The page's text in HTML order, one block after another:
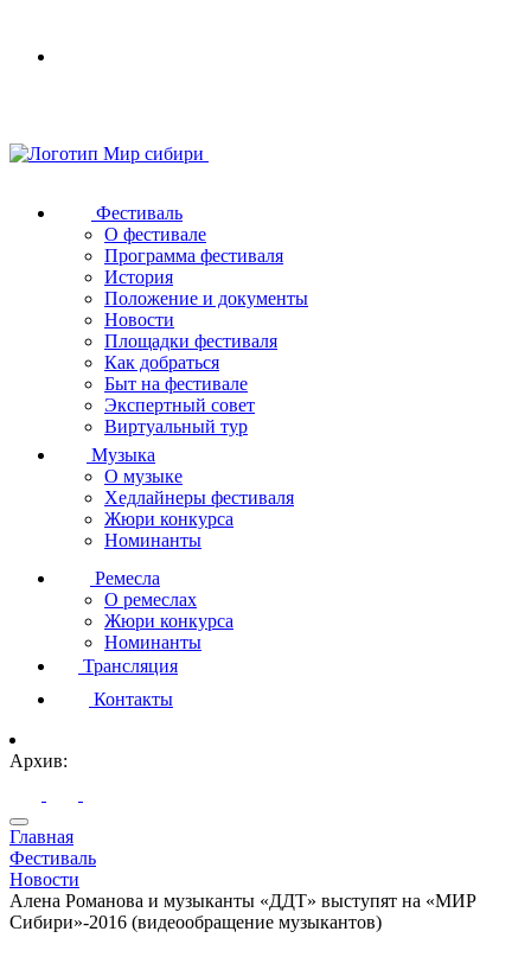
browser
Фестиваль
О фестивале
Программа фестиваля
История
Положение и документы
Новости
Площадки фестиваля
Как добраться
Быт на фестивале
Экспертный совет
Виртуальный тур
Музыка
О музыке
Хедлайнеры фестиваля
Жюри конкурса
Номинанты
Ремесла
О ремеслах
Жюри конкурса
Номинанты
Трансляция
Контакты
Архив:
Главная
Фестиваль
Новости
Алена Романова и музыканты «ДДТ» выступят на «МИР
Сибири»-2016 (видеообращение музыкантов)